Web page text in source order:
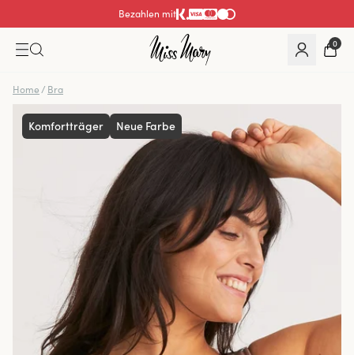
Bezahlen mit
0
Home / Bra
Komfortträger Neue Farbe